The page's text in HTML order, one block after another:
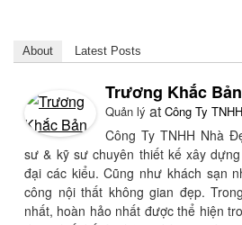
About Latest Posts
Trương Khắc Bản
Quản lý at Công Ty
Công Ty TNHH Nhà
sư & kỹ sư chuyên thiết kế xây
đại các kiểu. Cũng như khách sạn
công nội thất không gian đẹp.
nhất, hoàn hảo nhất được thể hiện